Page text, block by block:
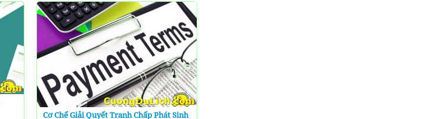
Cơ Chế Giải Quyết Tranh Chấp Phát Sinh